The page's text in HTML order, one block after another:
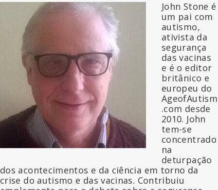
John Stone é
um pai com
autismo,
ativista da
segurança
das vacinas
e é o editor
britânico e
europeu do
AgeofAutism
.com desde
2010. John
tem-se
concentrado
na
deturpação
dos acontecimentos e da ciência em torno da
crise do autismo e das vacinas. Contribuiu